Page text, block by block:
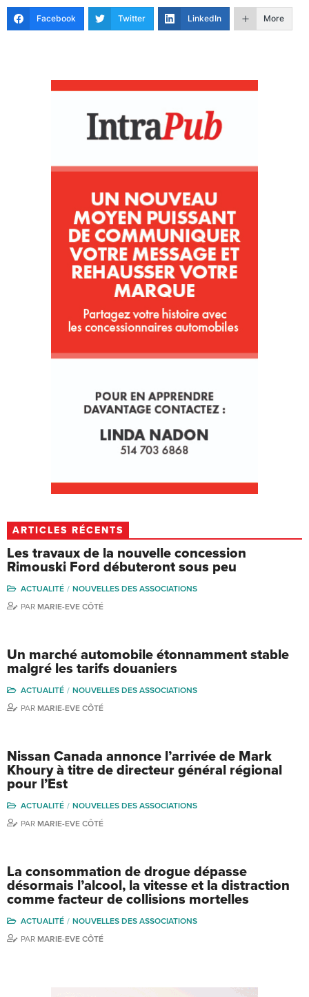
Facebook Twitter LinkedIn More
ARTICLES RÉCENTS
Les travaux de la nouvelle concession
Rimouski Ford débuteront sous peu
ACTUALITÉ
NOUVELLES DES ASSOCIATIONS
PAR MARIE-EVE CÔTÉ
Un marché automobile étonnamment stable
malgré les tarifs douaniers
ACTUALITÉ
NOUVELLES DES ASSOCIATIONS
PAR MARIE-EVE CÔTÉ
Nissan Canada annonce l’arrivée de Mark
Khoury à titre de directeur général régional
pour l’Est
ACTUALITÉ
NOUVELLES DES ASSOCIATIONS
PAR MARIE-EVE CÔTÉ
La consommation de drogue dépasse
désormais l’alcool, la vitesse et la distraction
comme facteur de collisions mortelles
ACTUALITÉ
NOUVELLES DES ASSOCIATIONS
PAR MARIE-EVE CÔTÉ